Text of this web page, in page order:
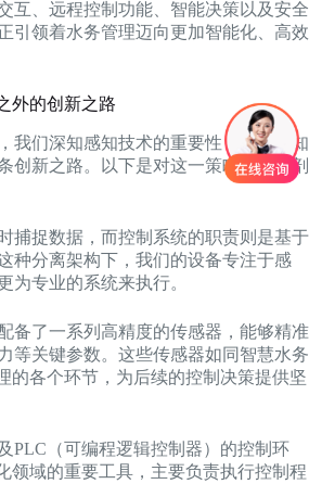
互、远程控制功能、智能决策以及安全
引领着水务管理迈向更加智能化、高效
外的创新之路
我们深知感知技术的重要性，而将感知
创新之路。以下是对这一策略的深入剖
捕捉数据，而控制系统的职责则是基于
种分离架构下，我们的设备专注于感
为专业的系统来执行。
备了一系列高精度的传感器，能够精准
等关键参数。这些传感器如同智慧水务
的各个环节，为后续的控制决策提供坚
PLC（可编程逻辑控制器）的控制环
领域的重要工具，主要负责执行控制程